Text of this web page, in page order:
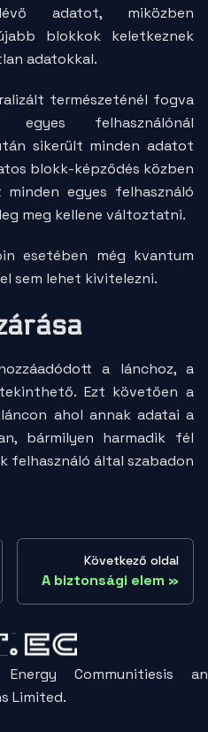
adatot, miközben
blokkok keletkeznek
adatokkal.
természeténél fogva
felhasználónál
sikerült minden adatot
blokk-képződés közben
egyes felhasználó
meg kellene változtatni.
esetében még kvantum
sem lehet kivitelezni.
a lánchoz, a
Ezt követően a
ahol annak adatai a
bármilyen harmadik fél
felhasználó által szabadon
Következő oldal
A biztonsági elem
Energy Communitiesis an
Limited.